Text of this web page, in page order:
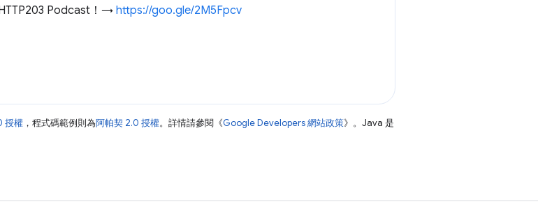
Podcast！→ https://goo.gle/2M5Fpcv
授權 ，程式碼範例則為阿帕契 2.0 授權。詳情請參閱《Google Developers 網站政策》。Java 是